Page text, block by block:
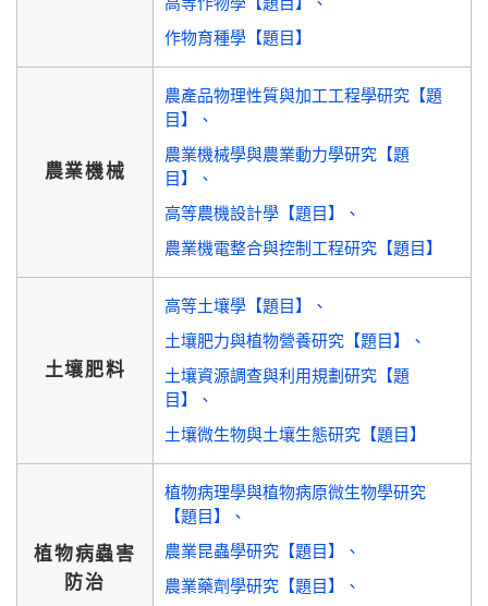
作物育種學【題目】
農業機械
農產品物理性質與加工工程學研究【題
目】
農業機械學與農業動力學研究【題
目】
高等農機設計學【題目】
農業機電整合與控制工程研究【題目】
土壤肥料
高等土壤學【題目】
土壤肥力與植物營養研究【題目】
土壤資源調查與利用規劃研究【題
目】
土壤微生物與土壤生態研究【題目】
植物病蟲害
防治
植物病理學與植物病原微生物學研究
【題目】
農業昆蟲學研究【題目】
農業藥劑學研究【題目】